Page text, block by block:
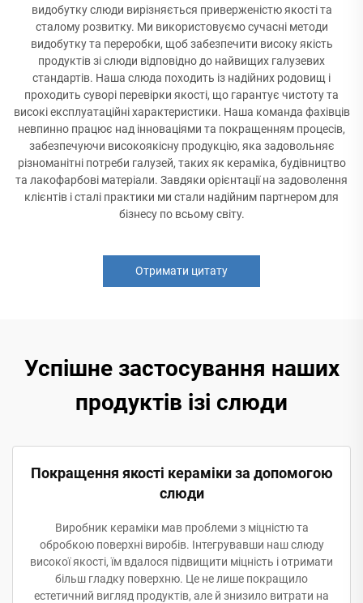
видобутку слюди вирізняється приверженістю якості та
сталому розвитку. Ми використовуємо сучасні методи
видобутку та переробки, щоб забезпечити високу якість
продуктів зі слюди відповідно до найвищих галузевих
стандартів. Наша слюда походить із надійних родовищ і
проходить суворі перевірки якості, що гарантує чистоту та
високі експлуатаційні характеристики. Наша команда фахівців
невпинно працює над інноваціями та покращенням процесів,
забезпечуючи високоякісну продукцію, яка задовольняє
різноманітні потреби галузей, таких як кераміка, будівництво
та лакофарбові матеріали. Завдяки орієнтації на задоволення
клієнтів і сталі практики ми стали надійним партнером для
бізнесу по всьому світу.
Отримати цитату
Успішне застосування наших
продуктів ізі слюди
Покращення якості кераміки за допомогою
слюди
Виробник кераміки мав проблеми з міцністю та
обробкою поверхні виробів. Інтегрувавши наш слюду
високої якості, їм вдалося підвищити міцність і отримати
більш гладку поверхню. Це не лише покращило
естетичний вигляд продуктів, але й знизило витрати на